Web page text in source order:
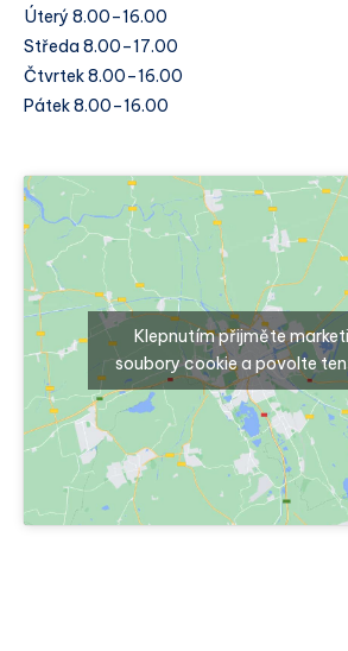
Úterý 8.00–16.00
Středa 8.00–17.00
Čtvrtek 8.00–16.00
Pátek 8.00–16.00
Klepnutím přijměte
soubory cookie a povolte